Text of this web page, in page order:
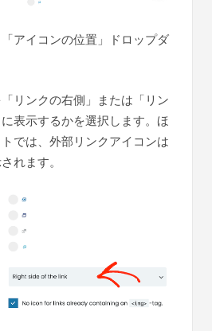
アイコンの位置」ドロップダ
リンクの右側」または「リン
表示するかを選択します。ほ
では、外部リンクアイコンは
れます。